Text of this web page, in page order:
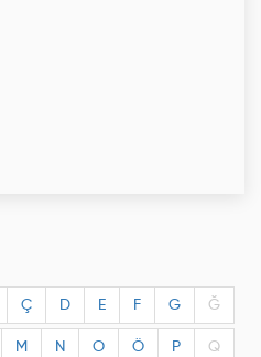
Ç D E F G Ğ
M N O Ö P Q